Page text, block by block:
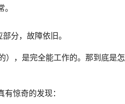
分，故障依旧。
），是完全能工作的。那到底是怎
惊奇的发现：